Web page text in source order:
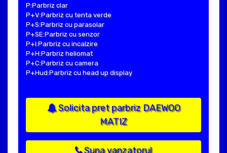
P:Parbriz clar
P+V:Parbriz cu tenta verde
P+S:Parbriz cu parasolar
P+SE:Parbriz cu senzor
P+I:Parbriz cu incalzire
P+H:Parbriz heliomat
P+C:Parbriz cu camera
P+Hud:Parbriz cu head up display
Solicita pret parbriz DAEWOO
MATIZ
Suna vanzatorul